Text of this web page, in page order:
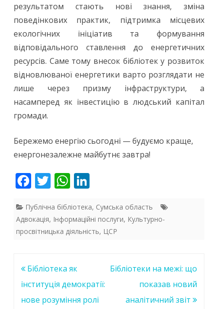
результатом стають нові знання, зміна
поведінкових практик, підтримка місцевих
екологічних ініціатив та формування
відповідального ставлення до енергетичних
ресурсів. Саме тому внесок бібліотек у розвиток
відновлюваної енергетики варто розглядати не
лише через призму інфраструктури, а
насамперед як інвестицію в людський капітал
громади.
Бережемо енергію сьогодні — будуємо краще,
енергонезалежне майбутнє завтра!
F
ac
e
b
k
T
w
itt
er
W
h
at
s
p
k
e
Публічна бібліотека, Сумська область
Адвокація, Інформаційні послуги, Культурно-
просвітницька діяльність, ЦСР
Навігація
записів
Бібліотека як
інституція демократії:
нове розуміння ролі
Бібліотеки на межі: що
показав новий
аналітичний звіт